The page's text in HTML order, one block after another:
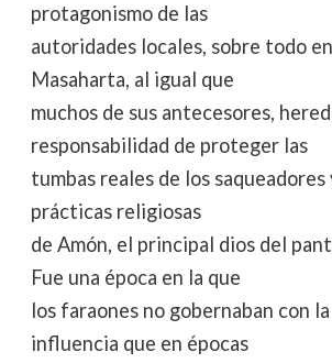
protagonismo de las
autoridades locales, sobre todo
Masaharta, al igual que
muchos de sus antecesores,
responsabilidad de proteger las
tumbas reales de los
prácticas religiosas
de Amón, el principal dios del
Fue una época en la que
los faraones no gobernaban con la
influencia que en épocas